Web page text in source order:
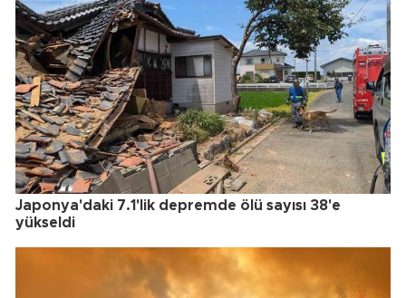
Japonya'daki 7.1'lik depremde ölü sayısı 38'e
yükseldi